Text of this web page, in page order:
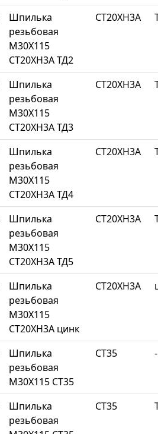
Шпилька
резьбовая
М30Х115
СТ20ХН3А ТД2
СТ20ХН3А
Шпилька
резьбовая
М30Х115
СТ20ХН3А ТД3
СТ20ХН3А
Шпилька
резьбовая
М30Х115
СТ20ХН3А ТД4
СТ20ХН3А
Шпилька
резьбовая
М30Х115
СТ20ХН3А ТД5
СТ20ХН3А
Шпилька
резьбовая
М30Х115
СТ20ХН3А цинк
СТ20ХН3А
Шпилька
резьбовая
М30Х115 СТ35
СТ35 -
Шпилька
резьбовая
СТ35